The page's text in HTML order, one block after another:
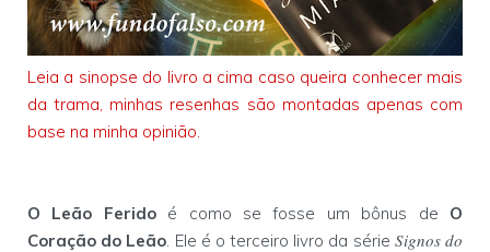
Leia a sinopse do livro a cima caso queira conhecer mais
da trama, minhas resenhas são montadas apenas com
base na minha opinião.
O Leão Feridoé como se fosse um bônus de O
Coração do Leão . Ele é o terceiro livro da série Signos do